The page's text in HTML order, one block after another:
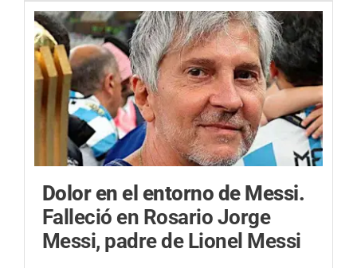
Dolor en el entorno de Messi.
Falleció en Rosario Jorge
Messi, padre de Lionel Messi